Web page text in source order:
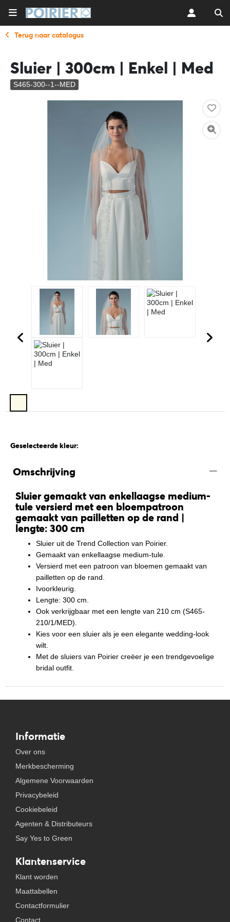
Terug naar catalogus
Sluier | 300cm | Enkel | Med
S465-300--1--MED
Geselecteerde kleur:
Omschrijving
Sluier gemaakt van enkellaagse medium-
tule versierd met een bloempatroon
gemaakt van pailletten op de rand |
lengte: 300 cm
Sluier uit de Trend Collection van Poirier.
Gemaakt van enkellaagse medium-tule.
Versierd met een patroon van bloemen gemaakt van
pailletten op de rand.
Ivoorkleurig.
Lengte: 300 cm.
Ook verkrijgbaar met een lengte van 210 cm (S465-
210/1/MED).
Kies voor een sluier als je een elegante wedding-look
wilt.
Met de sluiers van Poirier creëer je een trendgevoelige
bridal outfit.
Informatie
Over ons
Merkbescherming
Algemene Voorwaarden
Privacybeleid
Cookiebeleid
Agenten & Distributeurs
Say Yes to Green
Klantenservice
Klant worden
Maattabellen
Contactformulier
Contact